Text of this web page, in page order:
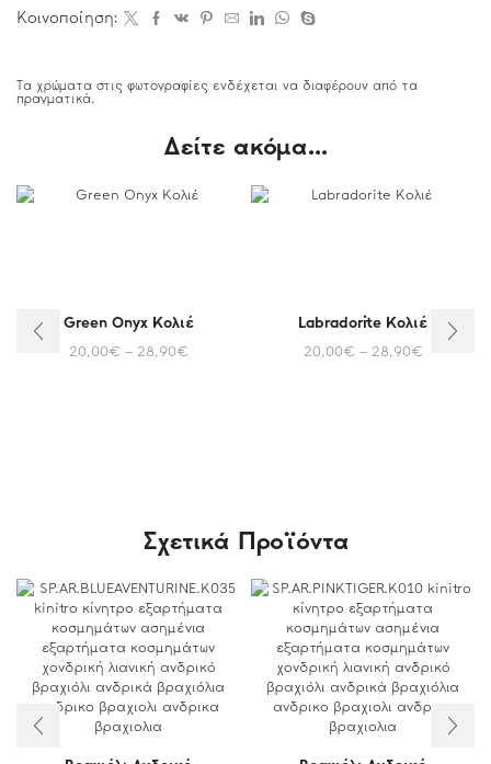
Κοινοποίηση:
Τα χρώματα στις φωτογραφίες ενδέχεται να διαφέρουν από τα
πραγματικά.
Δείτε ακόμα...
Green Onyx Κολιέ
20,00€ – 28,90€
Labradorite Κολιέ
20,00€ – 28,90€
Σχετικά Προϊόντα